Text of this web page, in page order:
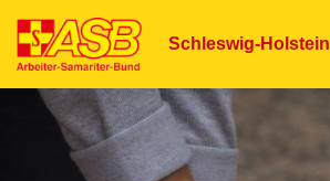
zum
Schleswig-Holstein